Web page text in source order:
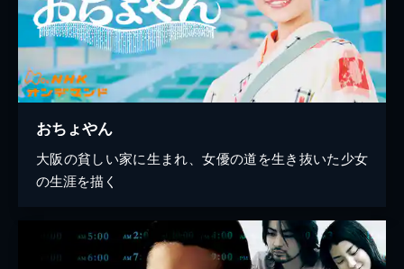
おちょやん
大阪の貧しい家に生まれ、女優の道を生き抜いた少女
の生涯を描く